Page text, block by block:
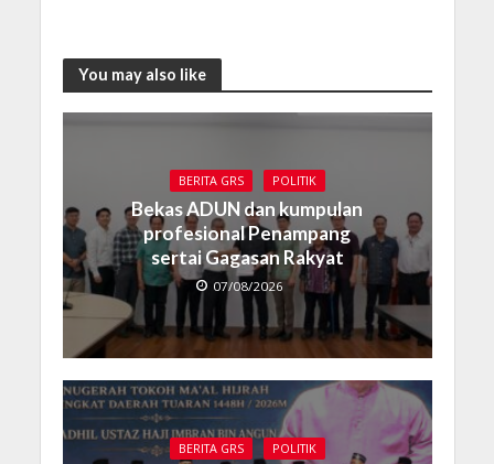
You may also like
BERITA GRS POLITIK
Bekas ADUN dan kumpulan
profesional Penampang
sertai Gagasan Rakyat
07/08/2026
BERITA GRS POLITIK